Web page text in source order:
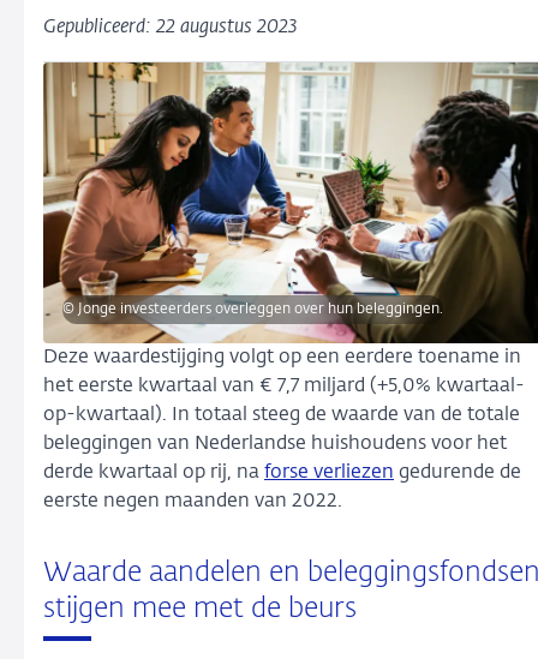
Gepubliceerd: 22 augustus 2023
© Jonge investeerders overleggen over hun beleggingen.
Deze waardestijging volgt op een eerdere toename in
het eerste kwartaal van € 7,7 miljard (+5,0% kwartaal-
op-kwartaal). In totaal steeg de waarde van de totale
beleggingen van Nederlandse huishoudens voor het
derde kwartaal op rij, na forse verliezen gedurende de
eerste negen maanden van 2022.
Waarde aandelen en
stijgen mee met de beurs